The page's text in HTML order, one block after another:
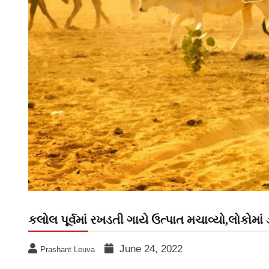
કલોલ પૂર્વમાં રખડતી ગાયે ઉત્પાત મચાવ્યો,લોકોમાં
Prashant Leuva June 24, 2022